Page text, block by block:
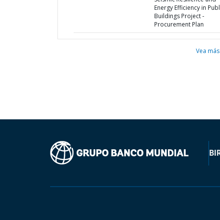
Energy Efficiency in
Buildings Project -
Procurement Plan
Vea más